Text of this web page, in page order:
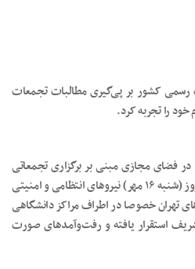
رسمی کشور بر پی‌گیری مطالبات تجمعات
خود را تجربه کرد.
فضای مجازی مبنی بر برگزاری تجمعاتی
در محلات تهران از پیش از ظهر امروز (شنبه ۱۶ مهر) نیروهای انتظامی و امنیتی
تهران خصوصا در اطراف مراکز دانشگاهی
استقرار یافته و رفت‌وآمدهای صورت